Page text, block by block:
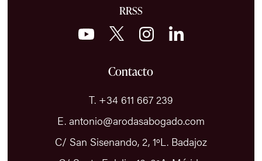
RRSS
Contacto
T. +34 611 667 239
E. antonio@arodasabogado.com
C/ San Sisenando, 2, 1ºL. Badajoz